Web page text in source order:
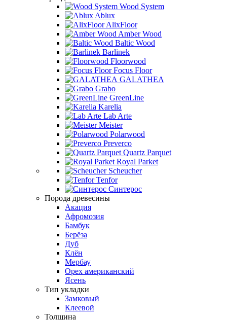
Wood System
Ablux
AlixFloor
Amber Wood
Baltic Wood
Barlinek
Floorwood
Focus Floor
GALATHEA
Grabo
GreenLine
Karelia
Lab Arte
Meister
Polarwood
Preverco
Quartz Parquet
Royal Parket
Scheucher
Tenfor
Синтерос
Порода древесины
Акация
Афромозия
Бамбук
Берёза
Дуб
Клён
Мербау
Орех американский
Ясень
Тип укладки
Замковый
Клеевой
Толщина